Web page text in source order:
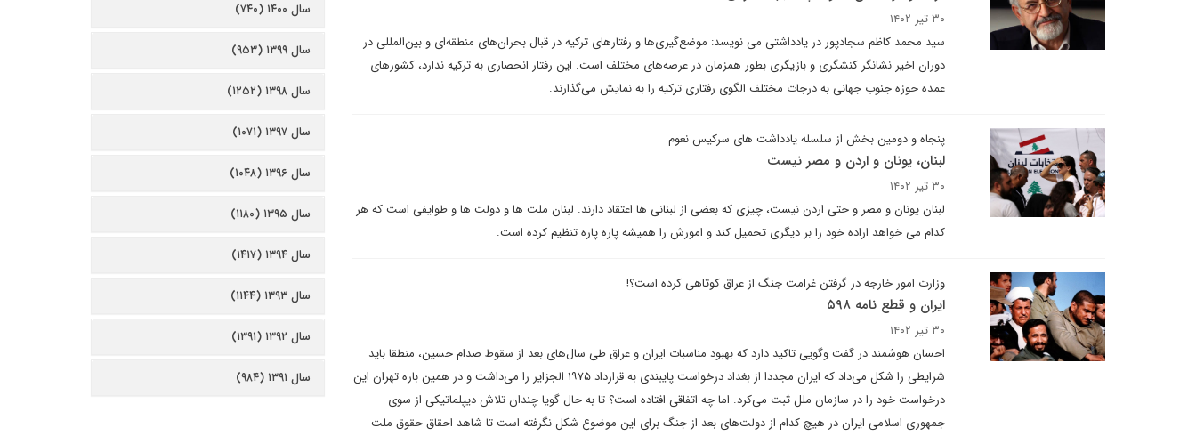
۳۰ تیر ۱۴۰۲
سید محمد کاظم سجادپور در یادداشتی می نویسد: موضع‌گیری‌ها و رفتارهای ترکیه در قبال بحران‌های منطقه‌ای و بین‌المللی در
دوران اخیر نشانگر کنشگری و بازیگری بطور همزمان در عرصه‌های مختلف است. این رفتار انحصاری به ترکیه ندارد، کشورهای
عمده حوزه جنوب جهانی به درجات مختلف الگوی رفتاری ترکیه را به نمایش می‌گذارند.
پنجاه و دومین بخش از سلسله یادداشت های سرکیس نعوم
لبنان، یونان و اردن و مصر نیست
۳۰ تیر ۱۴۰۲
لبنان یونان و مصر و حتی اردن نیست، چیزی که بعضی از لبنانی ها اعتقاد دارند. لبنان ملت ها و دولت ها و طوایفی است که هر
کدام می خواهد اراده خود را بر دیگری تحمیل کند و امورش را همیشه پاره پاره تنظیم کرده است.
وزارت امور خارجه در گرفتن غرامت جنگ از عراق کوتاهی کرده است؟!
ایران و قطع نامه ۵۹۸
۳۰ تیر ۱۴۰۲
احسان هوشمند در گفت وگویی تاکید دارد که بهبود مناسبات ایران و عراق طی سال‌های بعد از سقوط صدام حسین، منطقا باید
شرایطی را شکل می‌داد که ایران مجددا از بغداد درخواست پایبندی به قرارداد ۱۹۷۵ الجزایر را می‌داشت و در همین باره تهران این
درخواست خود را در سازمان ملل ثبت می‌کرد. اما چه اتفاقی افتاده است؟ تا به حال گویا چندان تلاش دیپلماتیکی از سوی
جمهوری اسلامی ایران در هیچ کدام از دولت‌های بعد از جنگ برای این موضوع شکل نگرفته است تا شاهد احقاق حقوق ملت
سال ۱۴۰۰ (۷۴۰)
سال ۱۳۹۹ (۹۵۳)
سال ۱۳۹۸ (۱۲۵۲)
سال ۱۳۹۷ (۱۰۷۱)
سال ۱۳۹۶ (۱۰۴۸)
سال ۱۳۹۵ (۱۱۸۰)
سال ۱۳۹۴ (۱۴۱۷)
سال ۱۳۹۳ (۱۱۴۴)
سال ۱۳۹۲ (۱۳۹۱)
سال ۱۳۹۱ (۹۸۴)